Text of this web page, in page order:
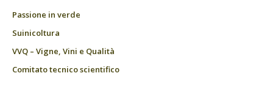
Passione in verde
Suinicoltura
VVQ – Vigne, Vini e Qualità
Comitato tecnico scientifico